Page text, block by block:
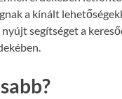
a kínált
segítséget a